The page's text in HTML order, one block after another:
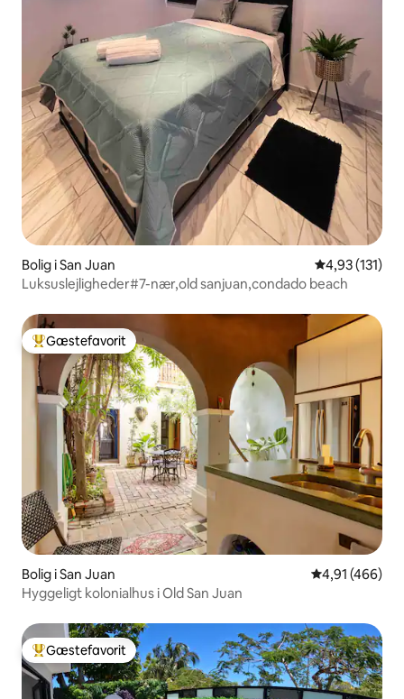
Bolig i San Juan 4,93 ud af 5 i
4,93 (131)
Luksuslejligheder#7-nær,old sanjuan,condado beach
Bedste gæstefavorit
Gæstefavorit
Bolig i San Juan 4,91 ud af 5 i
4,91 (466)
Hyggeligt kolonialhus i Old San Juan
Bedste gæstefavorit
Gæstefavorit